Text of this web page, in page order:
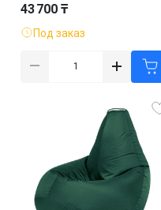
43 700 ₸
Под заказ